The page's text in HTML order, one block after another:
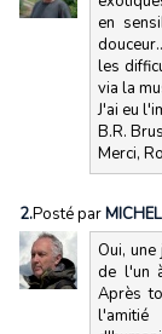
en
les
via la
J'ai eu
B.R.
Merci,
2.Posté par
Oui,
de l'un
Après
l'amitié